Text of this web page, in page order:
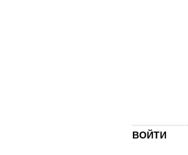
ВОЙТИ